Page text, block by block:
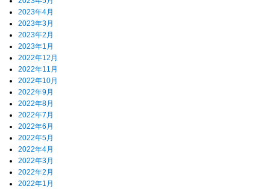
2023年4月
2023年3月
2023年2月
2023年1月
2022年12月
2022年11月
2022年10月
2022年9月
2022年8月
2022年7月
2022年6月
2022年5月
2022年4月
2022年3月
2022年2月
2022年1月